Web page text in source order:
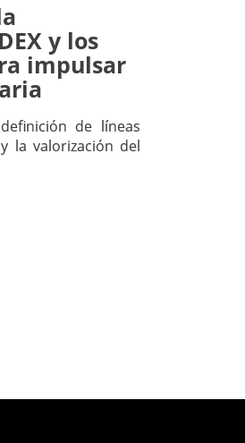
y los
impulsar
de líneas
la valorización del